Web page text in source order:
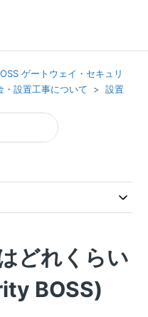
ゲートウェイ・セキュリ
・設置工事について
設置
どれくらい
BOSS)